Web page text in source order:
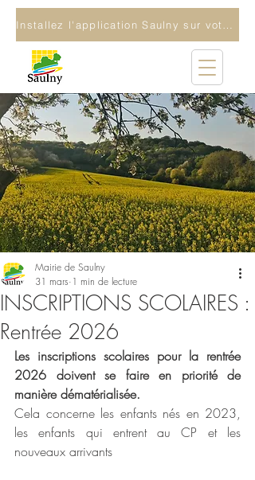
INSCRIPTIONS SCOLAIRES :
Rentrée 2026
Mairie de Saulny
31 mars 1 min de lecture
Les inscriptions scolaires pour la rentrée
2026 doivent se faire en priorité de
manière dématérialisée.
Cela concerne les enfants nés en 2023,
les enfants qui entrent au CP et les
nouveaux arrivants